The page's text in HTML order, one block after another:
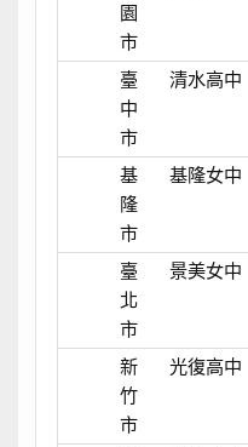
園
市
臺
中
市
清水高中
基
隆
市
基隆女中
臺
北
市
景美女中
新
竹
市
光復高中